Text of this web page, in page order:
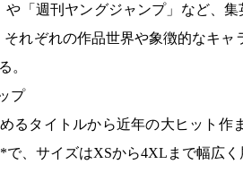
「週刊ヤングジャンプ」など、
れぞれの作品世界や象徴的なキ
。
プ
るタイトルから近年の大ヒット作
、サイズはXSから4XLまで幅広く